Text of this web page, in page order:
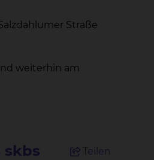
Straße
weiterhin am
skbs
Teilen